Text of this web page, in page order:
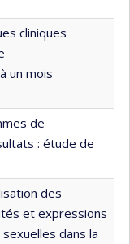
cliniques
un mois
de
: étude de
des
et expressions
dans la